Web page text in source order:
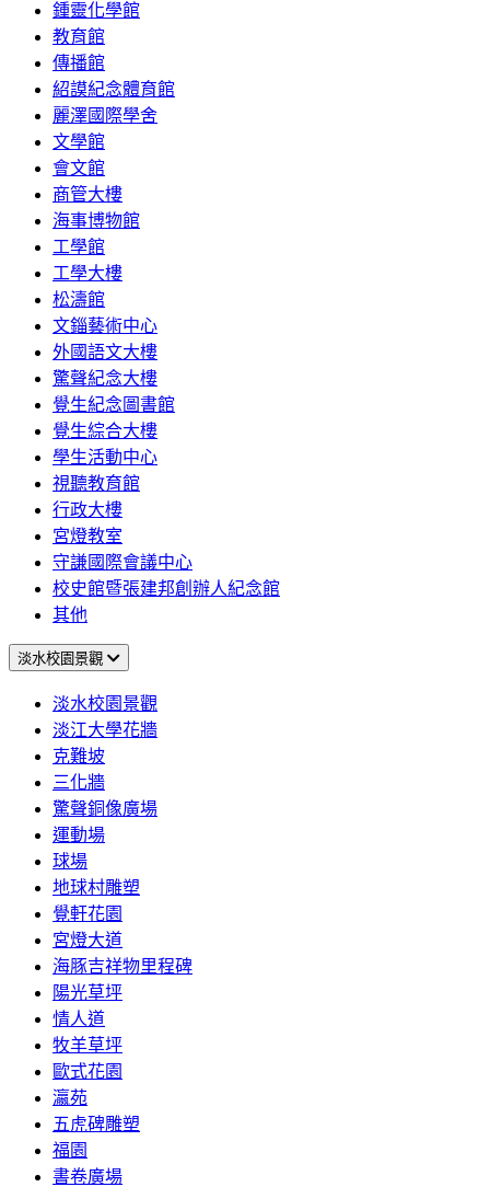
鍾靈化學館
教育館
傳播館
紹謨紀念體育館
麗澤國際學舍
文學館
會文館
商管大樓
海事博物館
工學館
工學大樓
松濤館
文錙藝術中心
外國語文大樓
驚聲紀念大樓
覺生紀念圖書館
覺生綜合大樓
學生活動中心
視聽教育館
行政大樓
宮燈教室
守謙國際會議中心
校史館暨張建邦創辦人紀念館
其他
淡水校園景觀
淡水校園景觀
淡江大學花牆
克難坡
三化牆
驚聲銅像廣場
運動場
球場
地球村雕塑
覺軒花園
宮燈大道
海豚吉祥物里程碑
陽光草坪
情人道
牧羊草坪
歐式花園
瀛苑
五虎碑雕塑
福園
書卷廣場